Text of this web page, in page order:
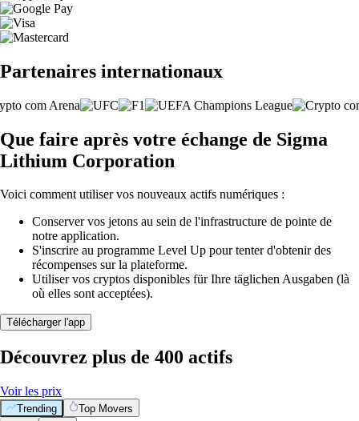
Partenaires internationaux
Que faire après votre échange de Sigma
Lithium Corporation
Voici comment utiliser vos nouveaux actifs numériques :
Conserver vos jetons au sein de l'infrastructure de pointe de
notre application.
S'inscrire au programme Level Up pour tenter d'obtenir des
récompenses sur la plateforme.
Utiliser vos cryptos disponibles für Ihre täglichen Ausgaben (là
où elles sont acceptées).
Télécharger l'app
Découvrez plus de 400 actifs
Voir les prix
Trending Top Movers